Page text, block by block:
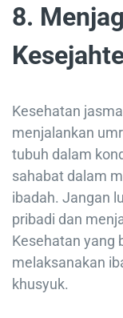
8.
Kesehatan
menjalankan
tubuh dalam
sahabat dalam
ibadah. Jangan
pribadi dan
Kesehatan yang
melaksanakan
khusyuk.